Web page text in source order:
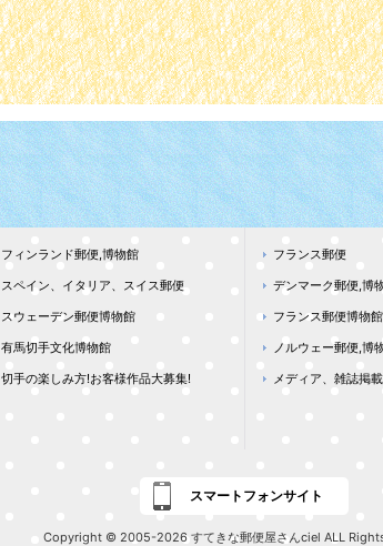
フィンランド郵便,博物館
スペイン、イタリア、スイス郵便
スウェーデン郵便博物館
有馬切手文化博物館
切手の楽しみ方!お客様作品大募集!
フランス郵便
デンマーク郵便,博
フランス郵便博物館
ノルウェー郵便,博
メディア、雑誌掲載
スマートフォンサイト
Copyright © 2005-2026 すてきな郵便屋さんciel ALL